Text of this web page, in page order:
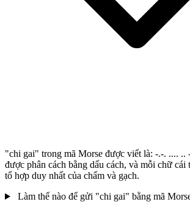
"chi gai" trong mã Morse được viết là: -.-. .... ..
được phân cách bằng dấu cách, và mỗi chữ
tổ hợp duy nhất của chấm và gạch.
Làm thế nào để gửi "chi gai" bằng mã